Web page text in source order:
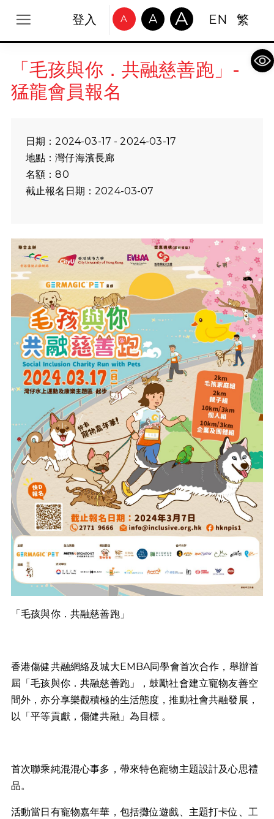
登入 A A A EN 繁
「毛孩與你．共融慈善跑」-
猛龍會員報名
日期：2024-03-17 - 2024-03-17
地點：灣仔海濱長廊
名額：80
截止報名日期：2024-03-07
「毛孩與你．共融慈善跑」
香港傷健共融網絡及城大EMBA同學會首次合作，舉辦首
屆「毛孩與你．共融慈善跑」，鼓勵社會建立寵物友善空
間外，亦分享樂觀積極的生活態度，推動社會共融發展，
以「平等貢獻，傷健共融」為目標 。
首次聯乘純混混心事多，帶來特色寵物主題設計及心思禮
品。
活動當日有寵物嘉年華，包括攤位遊戲、主題打卡位、工